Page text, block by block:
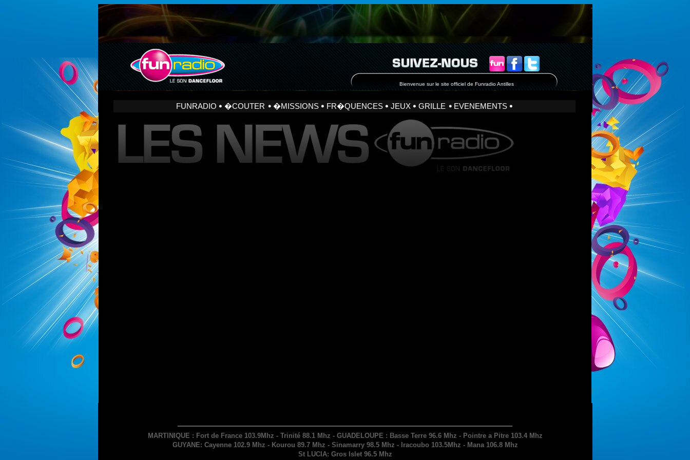
Bienvenue sur le site officiel de Funradio Antilles
FUNRADIO �COUTER �MISSIONS FR�QUENCES JEUX GRILLE EVENEMENTS
MARTINIQUE : Fort de France 103.9Mhz - Trinité 88.1 Mhz - GUADELOUPE : Basse Terre 96.6 Mhz - Pointre a Pitre 103.4 Mhz
GUYANE: Cayenne 102.9 Mhz - Kourou 89.7 Mhz - Sinamarry 98.5 Mhz - Iracoubo 103.5Mhz - Mana 106.8 Mhz
St LUCIA: Gros Islet 96.5 Mhz